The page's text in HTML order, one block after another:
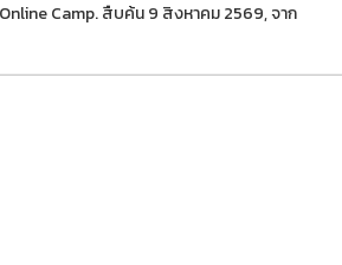
Camp. สืบค้น 9 สิงหาคม 2569, จาก